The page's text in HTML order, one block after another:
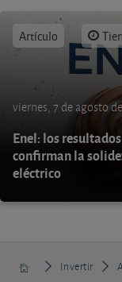
Artículo
viernes, 7 de agosto
Enel: los
confirman la
eléctrico
Invertir